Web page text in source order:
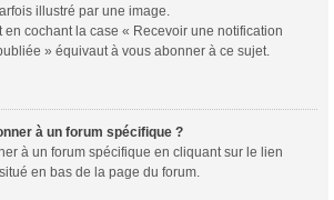
illustré par une image.
en cochant la case « Recevoir une notification
» équivaut à vous abonner à ce sujet.
à un forum spécifique ?
à un forum spécifique en cliquant sur le lien
en bas de la page du forum.